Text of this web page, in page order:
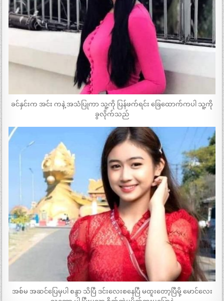
ခင်နှင်းက အင်း ကနဲ့ အသံပြုကာ သူ့ကို ပြန်ဖက်ရင်း ခြေထောက်ကပါ သူ့ကို
ခွလိုက်သည်
အစ်မ အဆင်ပြေမှပါ စန္ဒာ သိပြီ ဒင်းလေးစနေပြီ မထူးတော့ပြီမို့ မောင်လေး